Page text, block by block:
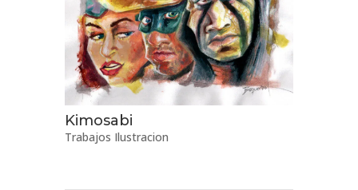
Kimosabi
Trabajos Ilustracion